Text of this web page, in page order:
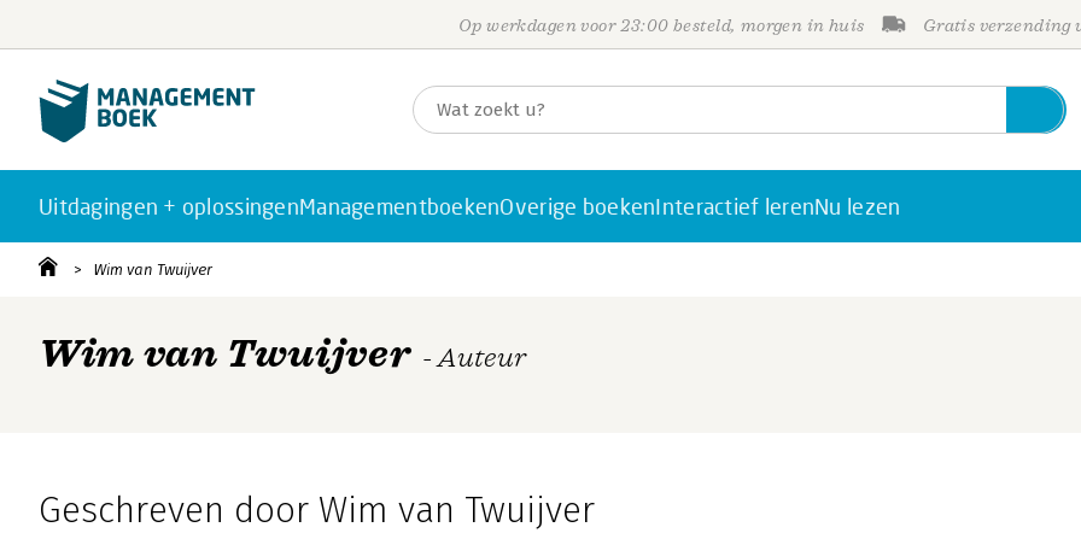
Op werkdagen voor 23:00 besteld, morgen in huis Gratis verzending
Uitdagingen + oplossingenManagementboekenOverige boekenInteractief lerenNu lezen
Wim van Twuijver
Wim van Twuijver - Auteur
Geschreven door Wim van Twuijver